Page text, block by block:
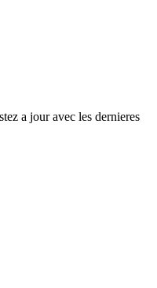
a jour avec les dernieres